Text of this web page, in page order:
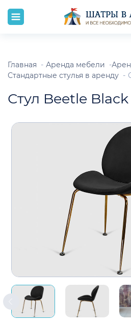
Главная Аренда мебели
Стандартные стулья в аренду
Стул Beetle Black